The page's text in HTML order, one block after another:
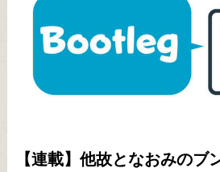
【連載】他故となおみのブ